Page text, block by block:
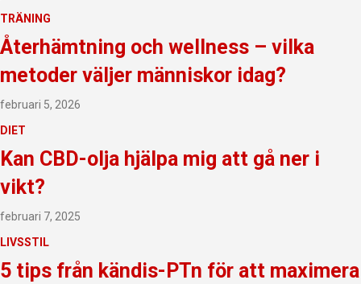
TRÄNING
Återhämtning och wellness – vilka
metoder väljer människor idag?
februari 5, 2026
DIET
Kan CBD-olja hjälpa mig att gå ner i
vikt?
februari 7, 2025
LIVSSTIL
5 tips från kändis-PTn för att maximera